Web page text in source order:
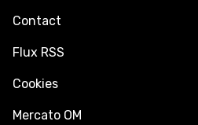
Contact
Flux RSS
Cookies
Mercato OM